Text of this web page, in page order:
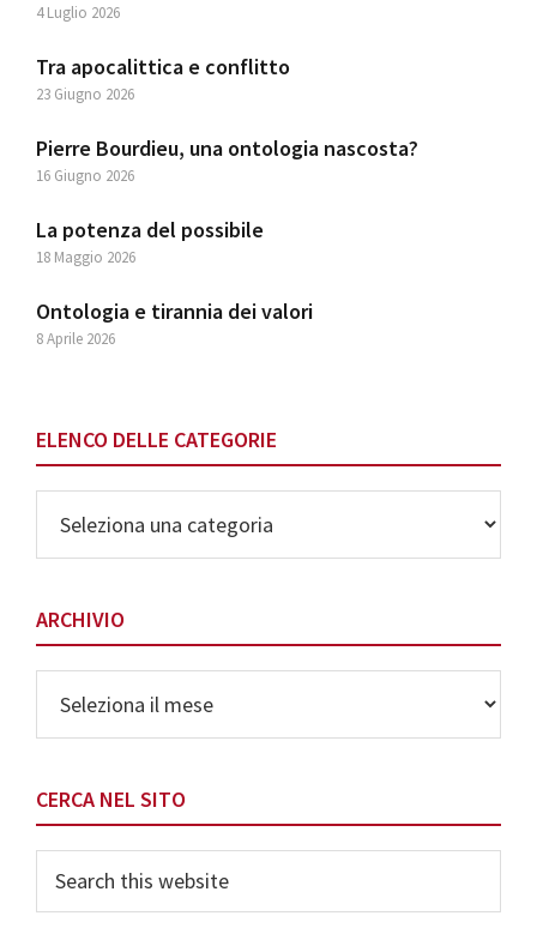
4 Luglio 2026
Tra apocalittica e conflitto
23 Giugno 2026
Pierre Bourdieu, una ontologia nascosta?
16 Giugno 2026
La potenza del possibile
18 Maggio 2026
Ontologia e tirannia dei valori
8 Aprile 2026
ELENCO DELLE CATEGORIE
delle
Categorie
ARCHIVIO
CERCA NEL SITO
this
website